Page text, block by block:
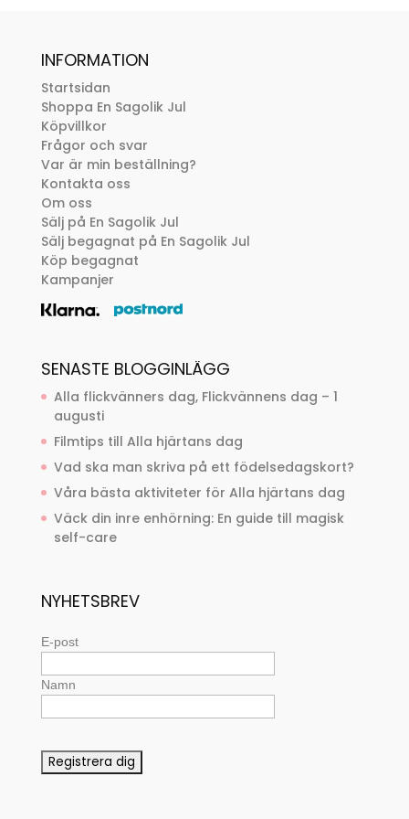
INFORMATION
Startsidan
Shoppa En Sagolik Jul
Köpvillkor
Frågor och svar
Var är min beställning?
Kontakta oss
Om oss
Sälj på En Sagolik Jul
Sälj begagnat på En Sagolik Jul
Köp begagnat
Kampanjer
SENASTE BLOGGINLÄGG
Alla flickvänners dag, Flickvännens dag – 1
augusti
Filmtips till Alla hjärtans dag
Vad ska man skriva på ett födelsedagskort?
Våra bästa aktiviteter för Alla hjärtans dag
Väck din inre enhörning: En guide till magisk
self-care
NYHETSBREV
E-post
Namn